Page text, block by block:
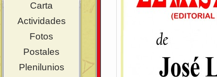
Carta
Actividades
Fotos
Postales
Plenilunios